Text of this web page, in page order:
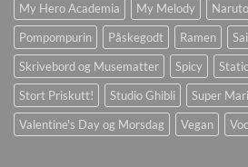
My Hero Academia
My Melody Naruto
Pompompurin
Påskegodt Ramen
Skrivebord og Musematter
Spicy
Stort Priskutt!
Studio Ghibli Super
Valentine's Day og Morsdag
Vegan